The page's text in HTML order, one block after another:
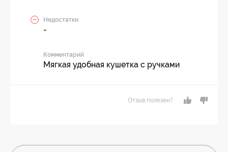
Недостатки
-
Комментарий
Мягкая удобная кушетка с ручками
Отзыв полезен?